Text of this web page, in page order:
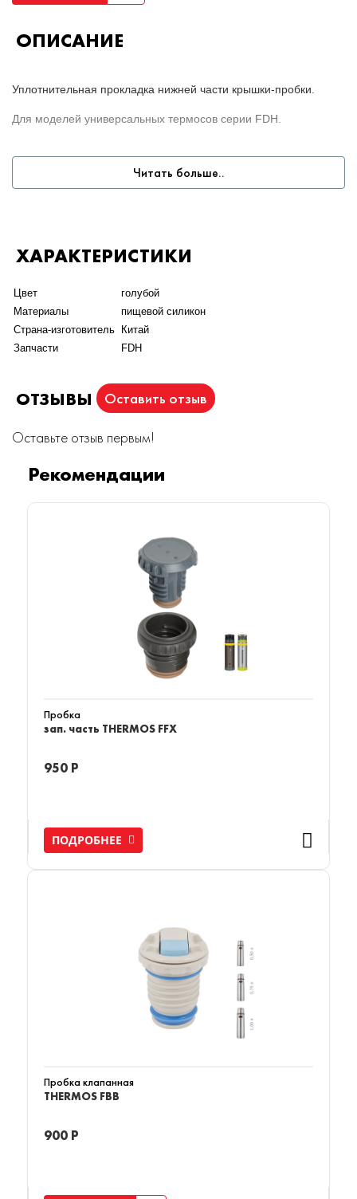
ОПИСАНИЕ
Уплотнительная прокладка нижней части крышки-пробки.
Для моделей универсальных термосов серии FDH
Читать больше..
ХАРАКТЕРИСТИКИ
Цвет
голубой
Материалы
пищевой силикон
Страна-изготовитель Китай
Запчасти
FDH
ОТЗЫВЫ Оставить отзыв
Оставьте отзыв первым!
Рекомендации
Пробка
зап. часть THERMOS FFX
950 Р
ПОДРОБНЕЕ
Пробка клапанная
THERMOS FBB
900 Р